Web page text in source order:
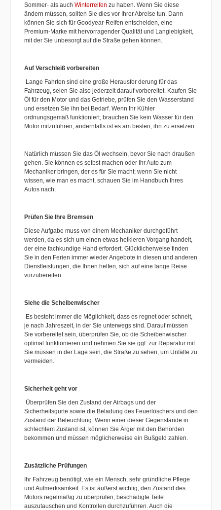
Sommer- als auch Winterreifen zu haben. Wenn Sie diese
ändern müssen, sollten Sie dies vor Ihrer Abreise tun. Dann
können Sie sich für Goodyear-Reifen entscheiden, eine
Premium-Marke mit hervorragender Qualität und Langlebigkeit,
mit der Sie unbesorgt auf die Straße gehen können.
Auf Verschleiß vorbereiten
Lange Fahrten sind eine große Herausfor derung für das
Fahrzeug, seien Sie also jederzeit darauf vorbereitet. Kaufen Sie
Öl für den Motor und das Getriebe, prüfen Sie den Wasserstand
und ersetzen Sie ihn bei Bedarf. Wenn Ihr Kühler
ordnungsgemäß funktioniert, brauchen Sie kein Wasser für den
Motor mitzuführen, andernfalls ist es am besten, ihn zu ersetzen.
Natürlich müssen Sie das Öl wechseln, bevor Sie nach draußen
gehen. Sie können es selbst machen oder Ihr Auto zum
Mechaniker bringen, der es für Sie macht; wenn Sie nicht
wissen, wie man es macht, schauen Sie im Handbuch Ihres
Autos nach.
Prüfen Sie Ihre Bremsen
Diese Aufgabe muss von einem Mechaniker durchgeführt
werden, da es sich um einen etwas heikleren Vorgang handelt,
der eine fachkundige Hand erfordert. Glücklicherweise finden
Sie in den Ferien immer wieder Angebote in diesen und anderen
Dienstleistungen, die Ihnen helfen, sich auf eine lange Reise
vorzubereiten.
Siehe die Scheibenwischer
Es besteht immer die Möglichkeit, dass es regnet oder schneit,
je nach Jahreszeit, in der Sie unterwegs sind. Darauf müssen
Sie vorbereitet sein, überprüfen Sie, ob die Scheibenwischer
optimal funktionieren und nehmen Sie sie ggf. zur Reparatur mit.
Sie müssen in der Lage sein, die Straße zu sehen, um Unfälle zu
vermeiden.
Sicherheit geht vor
Überprüfen Sie den Zustand der Airbags und der
Sicherheitsgurte sowie die Beladung des Feuerlöschers und den
Zustand der Beleuchtung. Wenn einer dieser Gegenstände in
schlechtem Zustand ist, können Sie Ärger mit den Behörden
bekommen und müssen möglicherweise ein Bußgeld zahlen.
Zusätzliche Prüfungen
Ihr Fahrzeug benötigt, wie ein Mensch, sehr gründliche Pflege
und Aufmerksamkeit. Es ist äußerst wichtig, den Zustand des
Motors regelmäßig zu überprüfen, beschädigte Teile
auszutauschen und Kontrollen durchzuführen. Auch die